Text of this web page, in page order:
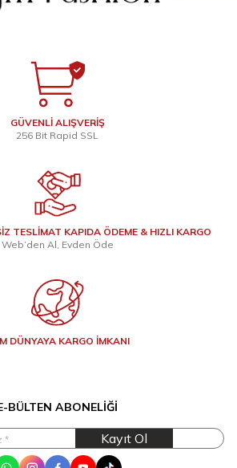
GÜVENLİ ALIŞVERİŞ
256 Bit Rapid SSL
TESLİMAT KAPIDA ÖDEME & HIZLI KARGO
Web’den Al, Evden Öde
DÜNYAYA KARGO İMKANI
BÜLTEN ABONELIĞI
Kayıt Ol